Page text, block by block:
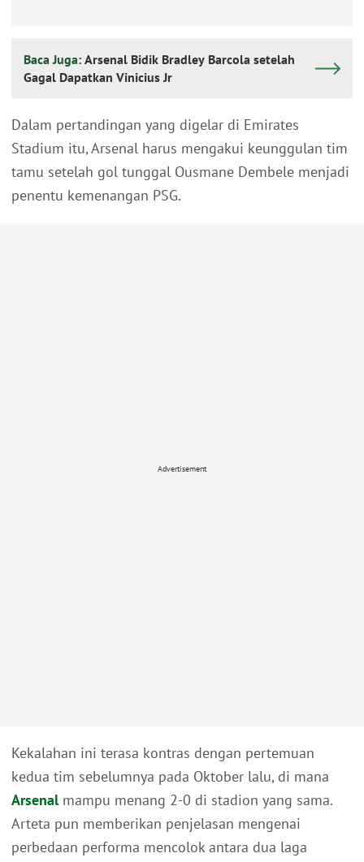
Baca Juga: Arsenal Bidik Bradley Barcola setelah
Gagal Dapatkan Vinicius Jr
Dalam pertandingan yang digelar di Emirates
Stadium itu, Arsenal harus mengakui keunggulan tim
tamu setelah gol tunggal Ousmane Dembele menjadi
penentu kemenangan PSG.
Advertisement
Kekalahan ini terasa kontras dengan pertemuan
kedua tim sebelumnya pada Oktober lalu, di mana
Arsenal mampu menang 2-0 di stadion yang sama.
Arteta pun memberikan penjelasan mengenai
perbedaan performa mencolok antara dua laga